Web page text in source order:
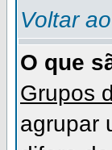
Voltar
O que
Grupos
agrupar